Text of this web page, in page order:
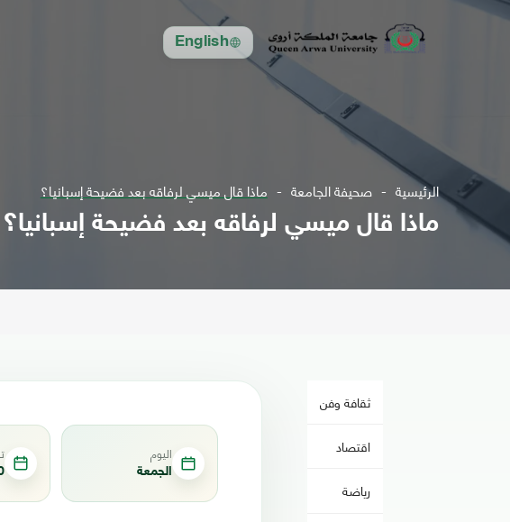
English
الرئيسية صحيفة الجامعة ماذا قال ميسي لرفاقه بعد فضيحة إسبانيا؟
ماذا قال ميسي لرفاقه بعد فضيحة إسبانيا؟
ثقافة وفن
اقتصاد
رياضة
اليوم
الجمعة 30